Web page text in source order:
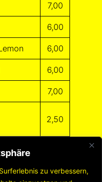
zu verbessern,
7,00
6,00
6,00
6,00
7,00
2,50
Besteck